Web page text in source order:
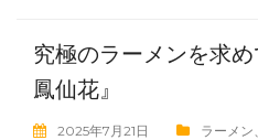
究極のラーメンを求
鳳仙花』
2025年7月21日 ラーメン、